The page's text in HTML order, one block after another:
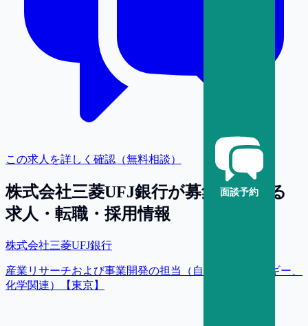
面談予約
この求人を詳しく確認（無料相談）
株式会社三菱UFJ銀行が募集している
求人・転職・採用情報
株式会社三菱UFJ銀行
産業リサーチおよび事業開発の担当（自動車、エネルギー、
化学関連）【東京】